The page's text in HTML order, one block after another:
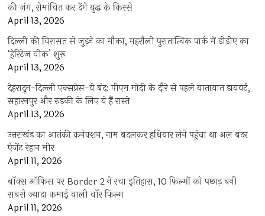
की जंग, रोमांचित कर देंगे युद्ध के किस्से
April 13, 2026
दिल्ली की विरासत से जुड़ने का मौका, महरौली पुरातात्विक पार्क में डीडीए का
‘हेरिटेज वीक’ शुरू
April 13, 2026
देहरादून-दिल्ली एक्सप्रेस-वे बंद: पीएम मोदी के दौरे से पहले यातायात डायवर्ट,
सहारनपुर और रुड़की के लिए ये हैं रास्ते
April 13, 2026
उत्तराखंड का आतंकी कनेक्शन, नाम बदलकर हथियार लेने पहुंचा था अल बदर
ऐजेंट रेहान मीर
April 11, 2026
बॉक्स ऑफिस पर Border 2 ने रचा इतिहास, 10 फिल्मों को पछाड़ बनी
सबसे ज्यादा कमाई वाली वॉर फिल्म
April 11, 2026